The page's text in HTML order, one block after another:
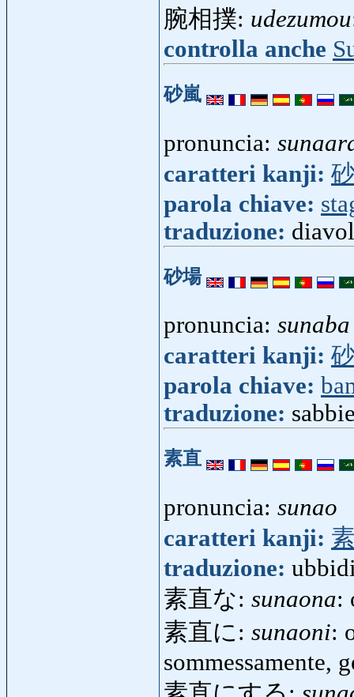
腕相撲: udezumou
controlla anche
砂嵐
pronuncia:
caratteri kanji:
parola chiave:
traduzione:
砂場
pronuncia: sunaba
caratteri kanji:
parola chiave:
traduzione:
素直
pronuncia: sunao
caratteri kanji:
traduzione:
素直な: sunaona:
素直に: sunaoni:
sommessamente,